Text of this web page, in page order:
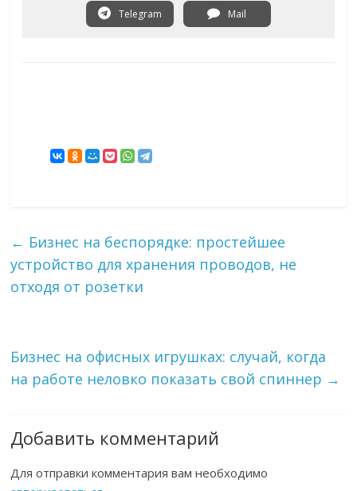
Telegram Mail
← Бизнес на беспорядке: простейшее
устройство для хранения проводов, не
отходя от розетки
Бизнес на офисных игрушках: случай, когда
на работе неловко показать свой спиннер →
Добавить комментарий
Для отправки комментария вам необходимо